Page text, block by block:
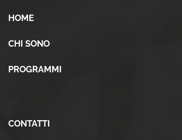
HOME
CHI SONO
PROGRAMMI
CONTATTI